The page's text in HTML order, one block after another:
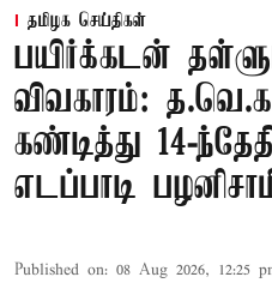
தமிழக செய்திகள்
பயிர்க்கடன்
விவகாரம்:
கண்டித்து 14-
எடப்பாடி
Published on: 08 Aug 2026, 12:25